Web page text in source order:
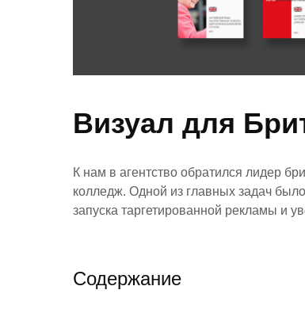
Визуал для
К нам в агентство обратился лидер
колледж. Одной из главных задач
запуска таргетированной рекламы и
Содержание